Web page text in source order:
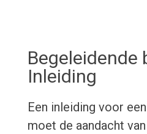
Begeleidende
Inleiding
Een inleiding voor
moet de aandacht